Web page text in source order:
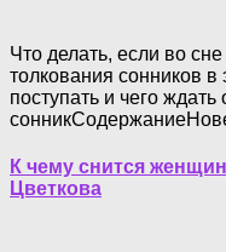
Что делать, если во
толкования сонников в
поступать и чего
К чему снится
Цветкова